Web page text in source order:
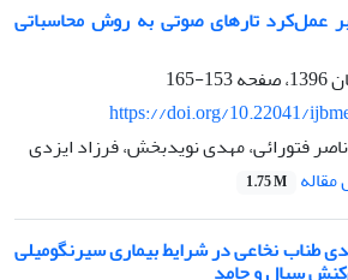
عمل‌کرد تارهای صوتی به روش محاسباتی
153-165
https://doi.org/10.22041/
فتورائی، مهدی نویدبخش، فرزاد ایزدی
1.75 M
طناب نخاعی در شرایط بیماری سیرنگومیلی
سیال و جامد